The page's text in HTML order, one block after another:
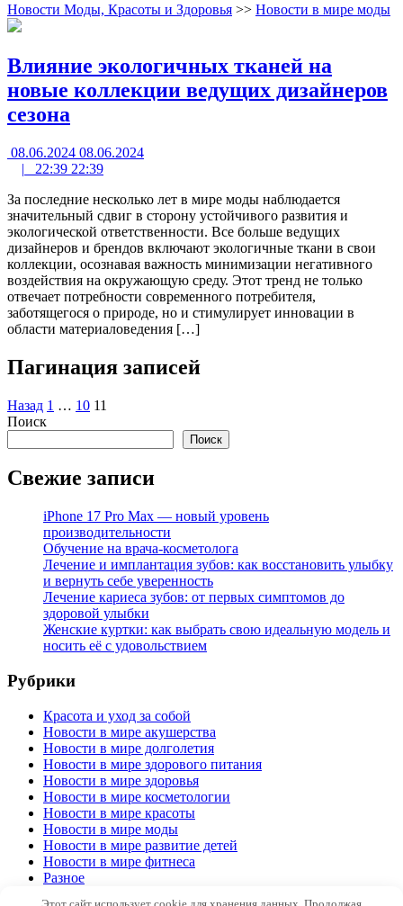
Новости Моды, Красоты и Здоровья >> Новости в мире моды
Влияние экологичных тканей на
новые коллекции ведущих дизайнеров
сезона
08.06.2024 08.06.2024
| 22:39 22:39
За последние несколько лет в мире моды наблюдается
значительный сдвиг в сторону устойчивого развития и
экологической ответственности. Все больше ведущих
дизайнеров и брендов включают экологичные ткани в свои
коллекции, осознавая важность минимизации негативного
воздействия на окружающую среду. Этот тренд не только
отвечает потребности современного потребителя,
заботящегося о природе, но и стимулирует инновации в
области материаловедения […]
Пагинация записей
Назад 1 … 10 11
Поиск
Поиск
Свежие записи
iPhone 17 Pro Max — новый уровень
производительности
Обучение на врача-косметолога
Лечение и имплантация зубов: как восстановить улыбку
и вернуть себе уверенность
Лечение кариеса зубов: от первых симптомов до
здоровой улыбки
Женские куртки: как выбрать свою идеальную модель и
носить её с удовольствием
Рубрики
Красота и уход за собой
Новости в мире акушерства
Новости в мире долголетия
Новости в мире здорового питания
Новости в мире здоровья
Новости в мире косметологии
Новости в мире красоты
Новости в мире моды
Новости в мире развитие детей
Новости в мире фитнеса
Разное